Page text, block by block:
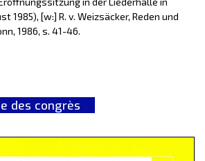
1985), [w:] R. v. Weizsäcker, Reden und
1986, s. 41-46.
des congrès